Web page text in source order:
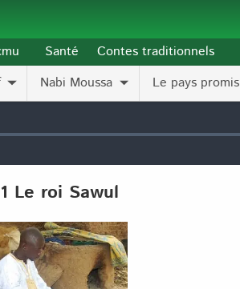
Nabi Moussa Le pays promis
Santé Contes traditionnels
Le roi Sawul